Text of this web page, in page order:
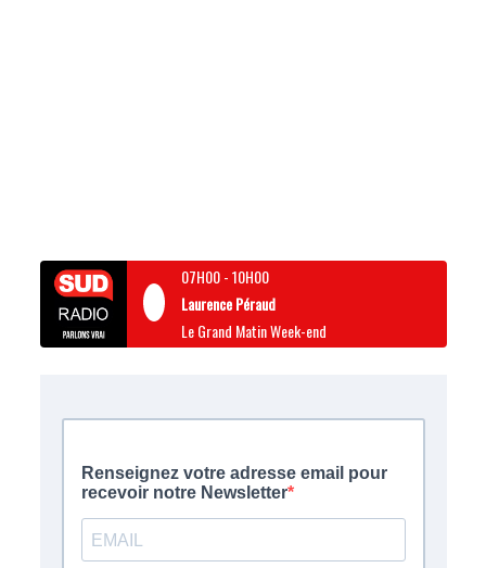
07H00-10H00
Laurence Péraud
Le Grand Matin Week-end